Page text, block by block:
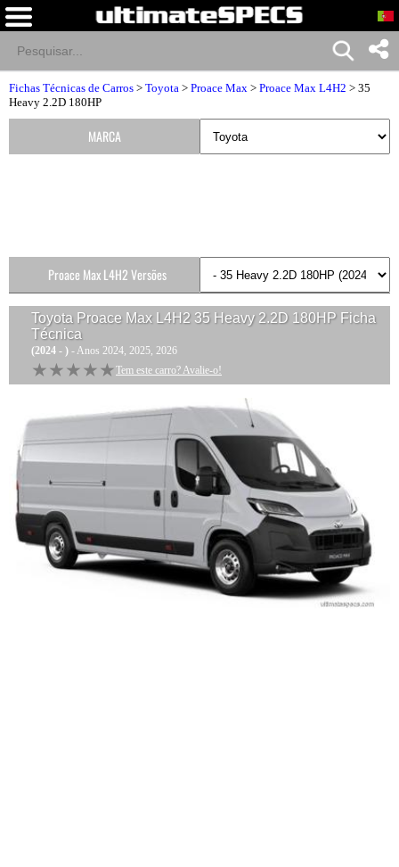
Fichas Técnicas de Carros > Toyota > Proace Max > Proace Max L4H2 > 35
Heavy 2.2D 180HP
Toyota Proace Max L4H2 35 Heavy 2.2D 180HP Ficha
Técnica
(2024 - ) - Anos 2024, 2025, 2026
★★★★★
★★★★★ Tem este carro? Avalie-o!
MARCA
Proace Max L4H2 Versões